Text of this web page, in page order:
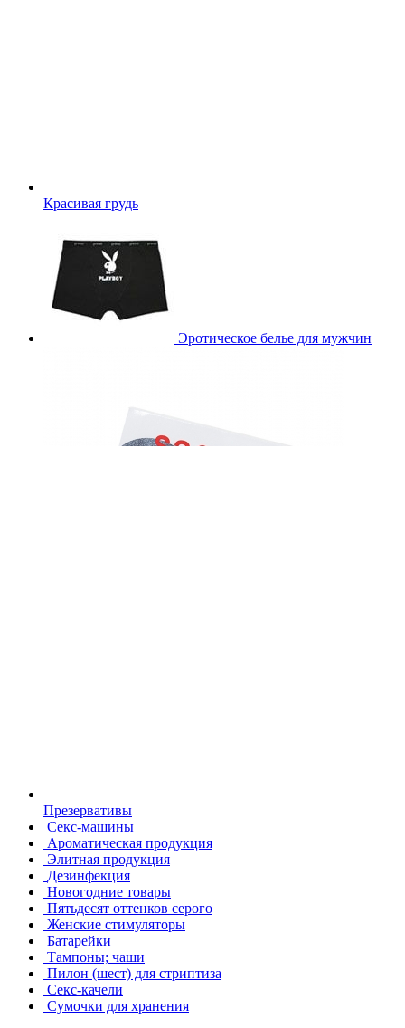
Красивая грудь
Эротическое белье для мужчин
Презервативы
Секс-машины
Ароматическая продукция
Элитная продукция
Дезинфекция
Новогодние товары
Пятьдесят оттенков серого
Женские стимуляторы
Батарейки
Тампоны; чаши
Пилон (шест) для стриптиза
Секс-качели
Сумочки для хранения